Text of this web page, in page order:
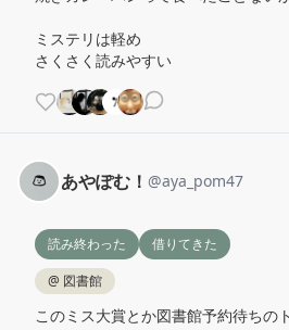
ミステリは軽め
さくさく読みやすい
あやぽむ！ @aya_pom47
読み終わった
借りてきた
@ 図書館
このミス大賞とか図書館予約待ちの